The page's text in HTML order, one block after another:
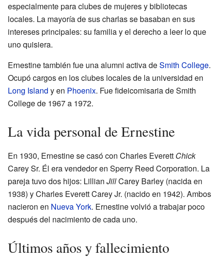
especialmente para clubes de mujeres y bibliotecas
locales. La mayoría de sus charlas se basaban en sus
intereses principales: su familia y el derecho a leer lo que
uno quisiera.
Ernestine también fue una alumni activa deSmith College.
Ocupó cargos en los clubes locales de la universidad en
Long Island y en Phoenix. Fue fideicomisaria de Smith
College de 1967 a 1972.
La vida personal de Ernestine
En 1930, Ernestine se casó con Charles Everett Chick
Carey Sr. Él era vendedor en Sperry Reed Corporation. La
pareja tuvo dos hijos: Lillian JillCarey Barley (nacida en
1938) y Charles Everett Carey Jr. (nacido en 1942). Ambos
nacieron en Nueva York. Ernestine volvió a trabajar poco
después del nacimiento de cada uno.
Últimos años y fallecimiento